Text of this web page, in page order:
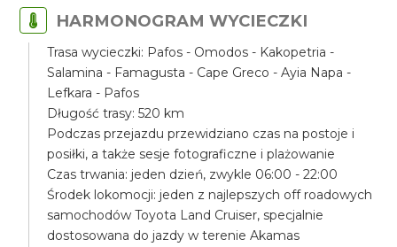
HARMONOGRAM WYCIECZKI
Trasa wycieczki: Pafos - Omodos - Kakopetria -
Salamina - Famagusta - Cape Greco - Ayia Napa -
Lefkara - Pafos
Długość trasy: 520 km
Podczas przejazdu przewidziano czas na postoje i
posiłki, a także sesje fotograficzne i plażowanie
Czas trwania: jeden dzień, zwykle 06:00 - 22:00
Środek lokomocji: jeden z najlepszych off roadowych
samochodów Toyota Land Cruiser, specjalnie
dostosowana do jazdy w terenie Akamas